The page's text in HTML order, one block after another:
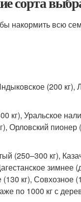
накормить всю
(200 кг),
кг), Уральское
Орловский
(250–300 кг),
зимнее
кг), Совхозное
по 1000 кг с